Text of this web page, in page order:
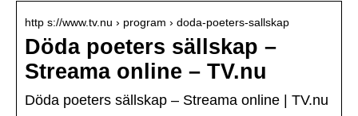
http s://www.tv.nu › program › doda-poeters-sallskap
Döda poeters sällskap –
Streama online – TV.nu
Döda poeters sällskap – Streama online | TV.nu